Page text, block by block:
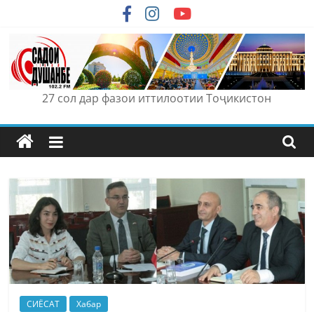
content
27 сол дар фазои иттилоотии Тоҷикистон
СИЁСАТ Хабар